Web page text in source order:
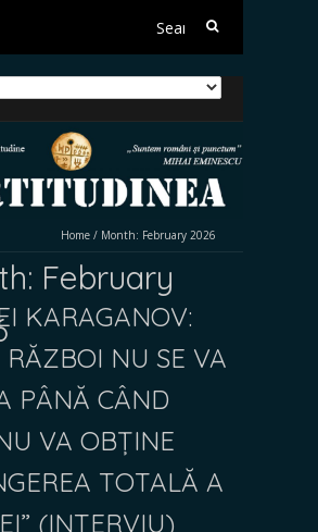
Search
Home / Month: February 2026
February
KARAGANOV:
RĂZBOI NU SE VA
PÂNĂ CÂND
VA OBȚINE
TOTALĂ A
(INTERVIU)